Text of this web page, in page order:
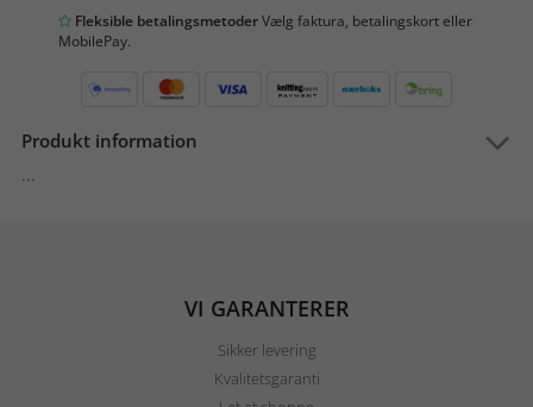
Fleksible betalingsmetoderVælg faktura, betalingskort eller
MobilePay.
Produkt information
...
VI GARANTERER
Sikker levering
Kvalitetsgaranti